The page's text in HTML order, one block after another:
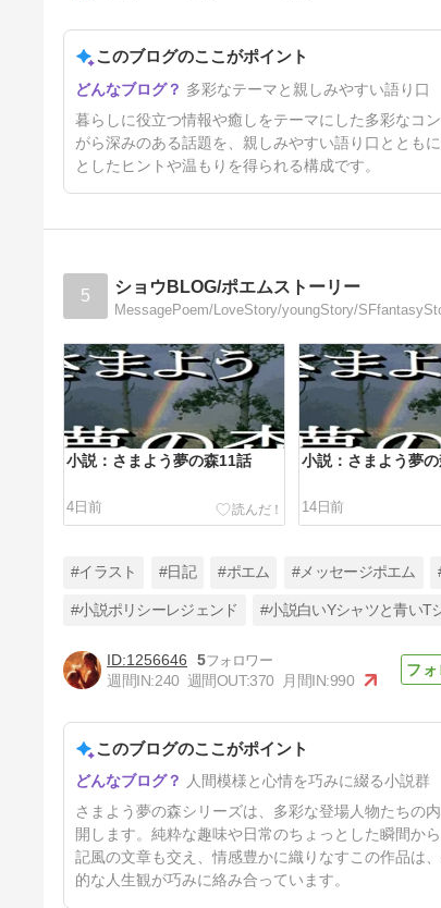
ルムズ海峡”
5日前このブログのここがポイント
多彩なテーマと親しみやすい語り口
暮らしに役立つ情報や癒しをテーマにした多彩なコ
がら深みのある話題を、親しみやすい語り口ととも
としたヒントや温もりを得られる構成です。
5 ショウBLOG/ポエムストーリー
MessagePoem/LoveStory/youngStory/
小説：さまよう夢の森11話
4日前
小説：さまよう夢
14日前
小説：さまよう夢の森8話
#イラスト #日記 #ポエム #メッセージポエム
#小説ポリシーレジェンド #小説白いYシャツと青いT
1256646
5
週間IN:240 週間OUT:370 月間IN:990
このブログのここがポイント
人間模様と心情を巧みに綴る小説群
さまよう夢の森シリーズは、多彩な登場人物たちの
開します。純粋な趣味や日常のちょっとした瞬間か
記風の文章も交え、情感豊かに織りなすこの作品は
的な人生観が巧みに絡み合っています。